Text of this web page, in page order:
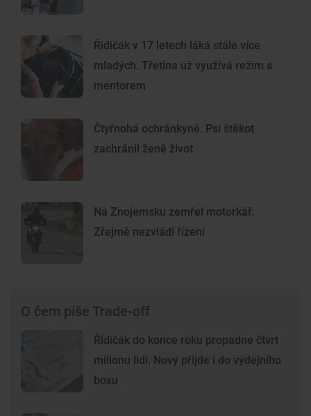
Řidičák v 17 letech láká stále více
mladých. Třetina už využívá režim s
mentorem
Čtyřnohá ochránkyně. Psí štěkot
zachránil ženě život
Na Znojemsku zemřel motorkář.
Zřejmě nezvládl řízení
O čem píše Trade-off
Řidičák do konce roku propadne čtvrt
milionu lidí. Nový přijde i do výdejního
boxu